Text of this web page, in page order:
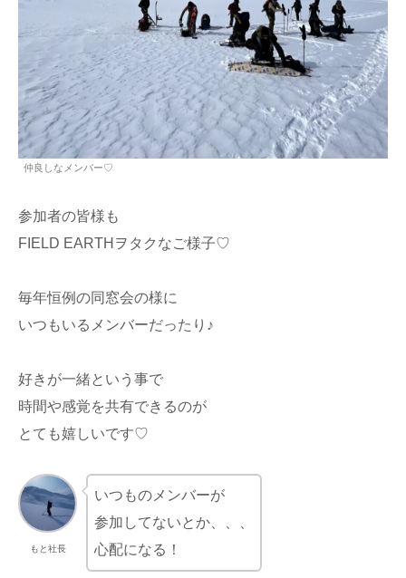
仲良しなメンバー♡
参加者の皆様も
FIELD EARTHヲタクなご様子♡
毎年恒例の同窓会の様に
いつもいるメンバーだったり♪
好きが一緒という事で
時間や感覚を共有できるのが
とても嬉しいです♡
もと社長
いつものメンバーが
参加してないとか、、、
心配になる！